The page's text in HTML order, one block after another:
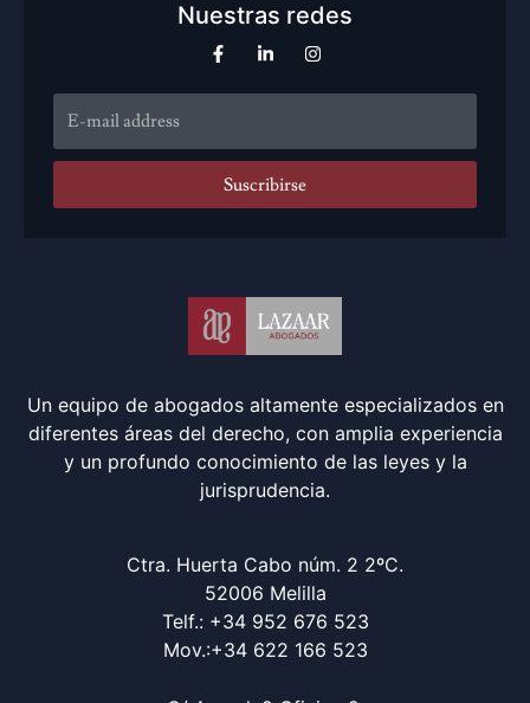
Nuestras redes
Suscribirse
Un equipo de abogados altamente especializados en
diferentes áreas del derecho, con amplia experiencia
y un profundo conocimiento de las leyes y la
jurisprudencia.
Ctra. Huerta Cabo núm. 2 2ºC.
52006 Melilla
Telf.: +34 952 676 523
Mov.:+34 622 166 523